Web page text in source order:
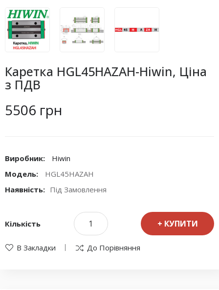
Каретка HGL45HAZAH-Hiwin, Ціна
з ПДВ
5506 грн
Виробник:
Hiwin
Модель:
HGL45HAZAH
Наявність: Під Замовлення
Кількість КУПИТИ
В Закладки До Порівняння